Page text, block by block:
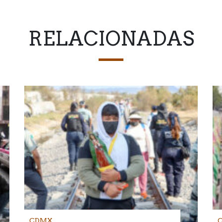
RELACIONADAS
CDMX